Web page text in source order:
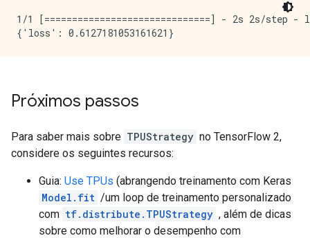
1/1 [==============================] - 2s 2s/step
Próximos passos
Para saber mais sobre TPUStrategy no TensorFlow 2,
considere os seguintes recursos:
Guia: Use TPUs (abrangendo treinamento com Keras
Model.fit /um loop de treinamento personalizado
com tf.distribute.TPUStrategy , além de dicas
sobre como melhorar o desempenho com